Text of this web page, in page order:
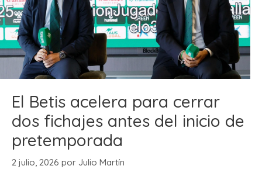
El Betis acelera para cerrar
dos fichajes antes del inicio de
pretemporada
2 julio, 2026 por Julio Martín